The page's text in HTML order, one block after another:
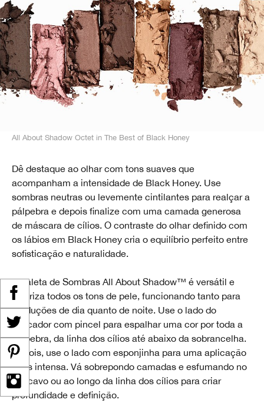
All About Shadow Octet in The Best of Black Honey
Dê destaque ao olhar com tons suaves que
acompanham a intensidade de Black Honey. Use
sombras neutras ou levemente cintilantes para realçar a
pálpebra e depois finalize com uma camada generosa
de máscara de cílios. O contraste do olhar definido com
os lábios em Black Honey cria o equilíbrio perfeito entre
sofisticação e naturalidade.
A Paleta de Sombras All About Shadow™ é versátil e
valoriza todos os tons de pele, funcionando tanto para
produções de dia quanto de noite. Use o lado do
aplicador com pincel para espalhar uma cor por toda a
pálpebra, da linha dos cílios até abaixo da sobrancelha.
Depois, use o lado com esponjinha para uma aplicação
mais intensa. Vá sobrepondo camadas e esfumando no
côncavo ou ao longo da linha dos cílios para criar
profundidade e definição.